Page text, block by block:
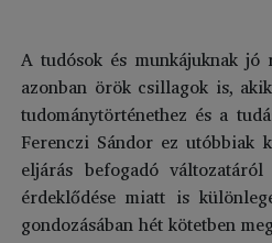
A tudósok és munkájuknak jó
azonban örök csillagok is,
tudománytörténethez és a
Ferenczi Sándor ez utóbbiak
eljárás befogadó
érdeklődése miatt is
gondozásában hét kötetben